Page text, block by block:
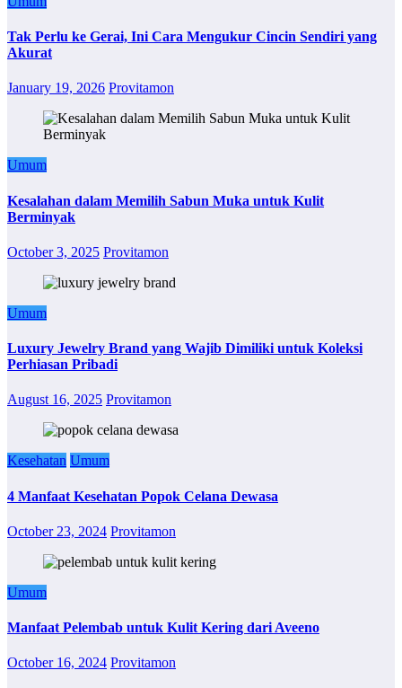
Tak Perlu ke Gerai, Ini Cara Mengukur Cincin Sendiri yang
Akurat
January 19, 2026 Provitamon
Umum
Kesalahan dalam Memilih Sabun Muka untuk Kulit
Berminyak
October 3, 2025 Provitamon
Umum
Luxury Jewelry Brand yang Wajib Dimiliki untuk Koleksi
Perhiasan Pribadi
August 16, 2025 Provitamon
Kesehatan Umum
4 Manfaat Kesehatan Popok Celana Dewasa
October 23, 2024 Provitamon
Umum
Manfaat Pelembab untuk Kulit Kering dari Aveeno
October 16, 2024 Provitamon